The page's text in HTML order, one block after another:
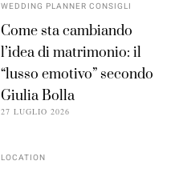
WEDDING PLANNER CONSIGLI
Come sta cambiando
l’idea di matrimonio: il
“lusso emotivo” secondo
Giulia Bolla
27 LUGLIO 2026
LOCATION